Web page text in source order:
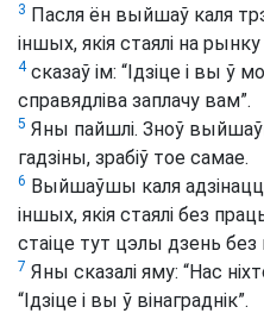
3 Пасля ён выйшаў каля
іншых, якія стаялі на
4сказаў ім: “Ідзіце і вы ў
справядліва заплачу вам”.
5 Яны пайшлі. Зноў
гадзіны, зрабіў тое самае.
6 Выйшаўшы каля
іншых, якія стаялі без
стаіце тут цэлы дзень без
7 Яны сказалі яму: “Нас
“Ідзіце і вы ў вінаграднік”.